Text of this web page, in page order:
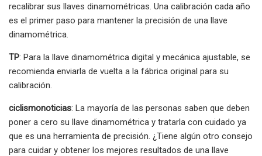
recalibrar sus llaves dinamométricas. Una calibración cada año
es el primer paso para mantener la precisión de una llave
dinamométrica.
TP: Para la llave dinamométrica digital y mecánica ajustable, se
recomienda enviarla de vuelta a la fábrica original para su
calibración.
ciclismonoticias: La mayoría de las personas saben que deben
poner a cero su llave dinamométrica y tratarla con cuidado ya
que es una herramienta de precisión. ¿Tiene algún otro consejo
para cuidar y obtener los mejores resultados de una llave